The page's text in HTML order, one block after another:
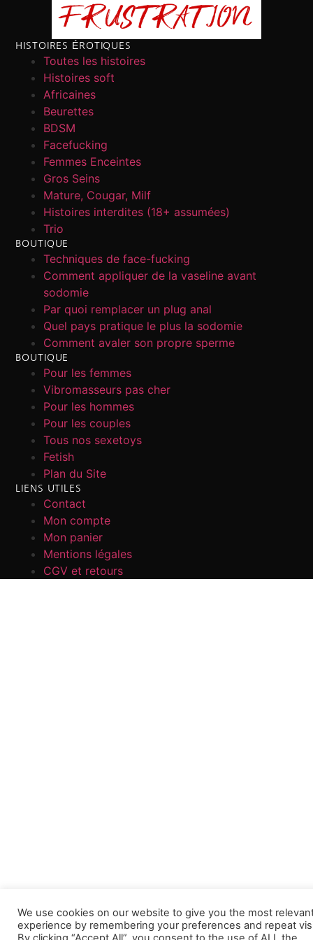
HISTOIRES ÉROTIQUES
Toutes les histoires
Histoires soft
Africaines
Beurettes
BDSM
Facefucking
Femmes Enceintes
Gros Seins
Mature, Cougar, Milf
Histoires interdites (18+ assumées)
Trio
BOUTIQUE
Techniques de face-fucking
Comment appliquer de la vaseline avant
sodomie
Par quoi remplacer un plug anal
Quel pays pratique le plus la sodomie
Comment avaler son propre sperme
BOUTIQUE
Pour les femmes
Vibromasseurs pas cher
Pour les hommes
Pour les couples
Tous nos sexetoys
Fetish
Plan du Site
LIENS UTILES
Contact
Mon compte
Mon panier
Mentions légales
CGV et retours
We use cookies on our website to give you the most
experience by remembering your preferences and repeat